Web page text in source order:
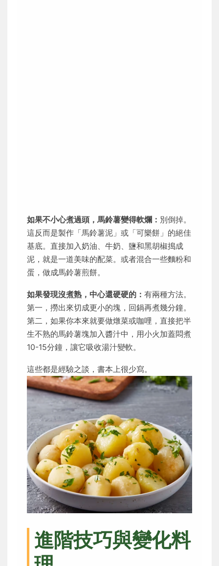
如果不小心煮過頭，馬鈴薯變得軟爛： 別倒掉。
這反而是製作「馬鈴薯泥」或「可樂餅」的絕佳
基底。直接加入奶油、牛奶、鹽和黑胡椒搗成
泥，就是一道美味的配菜。或者混合一些麵粉和
蛋，做成馬鈴薯煎餅。
如果發現沒煮熟，中心還硬硬的： 有兩種方法。
第一，撈出來切成更小的塊，回鍋再煮幾分鐘。
第二，如果你本來就要做燉菜或咖哩，直接把半
生不熟的馬鈴薯塊加入醬汁中，用小火加蓋悶煮
10-15分鐘，讓它吸收湯汁變軟。
這些都是經驗之談，書本上很少寫。
進階技巧與變化料